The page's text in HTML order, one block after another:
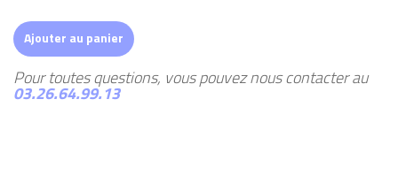
Ajouter au panier
Pour toutes questions, vous pouvez nous contacter au
03.26.64.99.13